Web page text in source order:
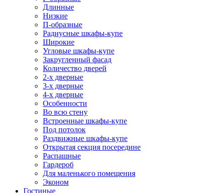
Длинные
Низкие
П-образные
Радиусные шкафы-купе
Широкие
Угловые шкафы-купе
Закругленный фасад
Количество дверей
2-х дверные
3-х дверные
4-х дверные
Особенности
Во всю стену
Встроенные шкафы-купе
Под потолок
Раздвижные шкафы-купе
Открытая секция посередине
Распашные
Гардероб
Для маленького помещения
Эконом
Гостиные